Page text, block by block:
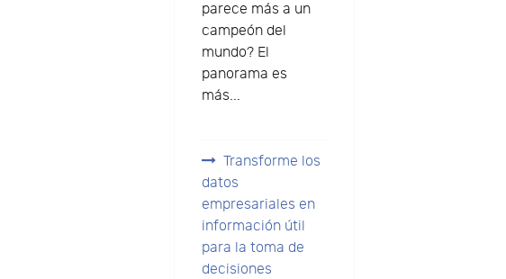
parece más a un
campeón del
mundo? El
panorama es
más...
Transforme los
datos
empresariales en
información útil
para la toma de
decisiones